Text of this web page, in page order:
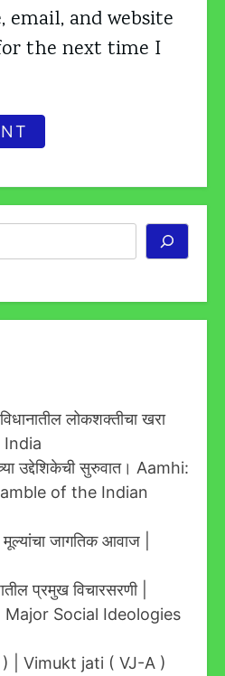
email, and website
the next time I
लोकशक्तीचा खरा
India
उद्देशिकेची सुरुवात। Aamhi:
of the Indian
मूल्यांचा जागतिक आवाज |
प्रमुख विचारसरणी |
Major Social Ideologies
) | Vimukt jati ( VJ-A )